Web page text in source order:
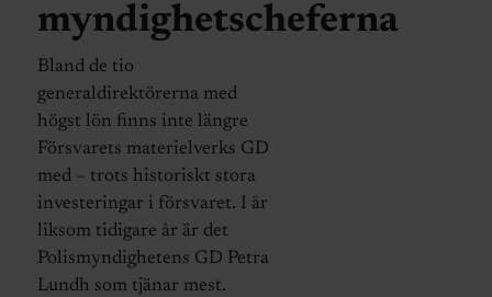
myndighetscheferna
Bland de tio
generaldirektörerna med
högst lön finns inte längre
Försvarets materielverks GD
med – trots historiskt stora
investeringar i försvaret. I år
liksom tidigare år är det
Polismyndighetens GD Petra
Lundh som tjänar mest.